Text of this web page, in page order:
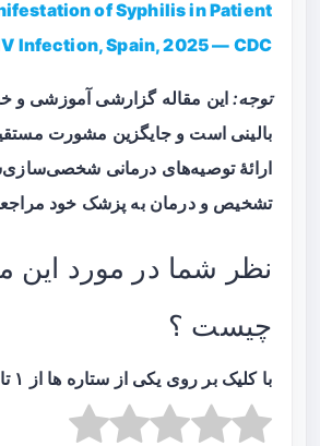
of Syphilis in Patient
Infection, Spain, 2025 — CDC
توجه:این مقاله گزارشی آموزشی و
بالینی است و جایگزین مشورت
ارائهٔ توصیه‌های درمانی
تشخیص و درمان به پزشک خود
نظر شما در مورد
چیست ؟
با کلیک بر روی یکی از ستاره ها از ۱ تا ۵ امتیاز دهید :